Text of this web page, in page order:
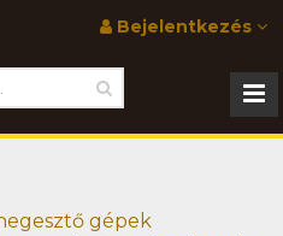
Bejelentkezés
gépek